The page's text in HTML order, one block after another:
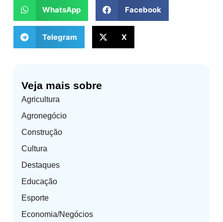
Veja mais sobre
Agricultura
Agronegócio
Construção
Cultura
Destaques
Educação
Esporte
Economia/Negócios
WhatsApp Facebook
Telegram X